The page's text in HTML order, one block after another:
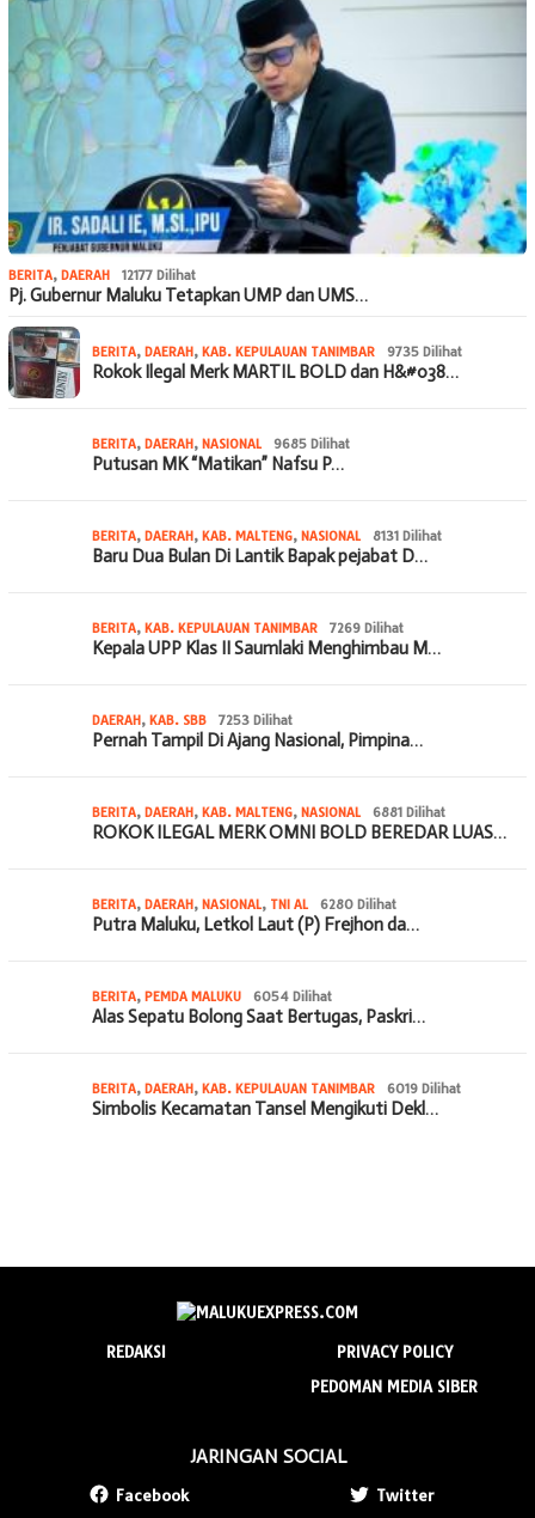
BERITA, DAERAH 12177 Dilihat
Pj. Gubernur Maluku Tetapkan UMP dan UMS…
BERITA, DAERAH, KAB. KEPULAUAN TANIMBAR 9735 Dilihat
Rokok Ilegal Merk MARTIL BOLD dan H&#038…
BERITA, DAERAH, NASIONAL 9685 Dilihat
Putusan MK “Matikan” Nafsu P…
BERITA, DAERAH, KAB. MALTENG, NASIONAL 8131 Dilihat
Baru Dua Bulan Di Lantik Bapak pejabat D…
BERITA, KAB. KEPULAUAN TANIMBAR 7269 Dilihat
Kepala UPP Klas II Saumlaki Menghimbau M…
DAERAH, KAB. SBB 7253 Dilihat
Pernah Tampil Di Ajang Nasional, Pimpina…
BERITA, DAERAH, KAB. MALTENG, NASIONAL 6881 Dilihat
ROKOK ILEGAL MERK OMNI BOLD BEREDAR LUAS…
BERITA, DAERAH, NASIONAL, TNI AL 6280 Dilihat
Putra Maluku, Letkol Laut (P) Frejhon da…
BERITA, PEMDA MALUKU 6054 Dilihat
Alas Sepatu Bolong Saat Bertugas, Paskri…
BERITA, DAERAH, KAB. KEPULAUAN TANIMBAR 6019 Dilihat
Simbolis Kecamatan Tansel Mengikuti Dekl…
REDAKSI
PRIVACY POLICY
PEDOMAN MEDIA SIBER
JARINGAN SOCIAL
Facebook Twitter